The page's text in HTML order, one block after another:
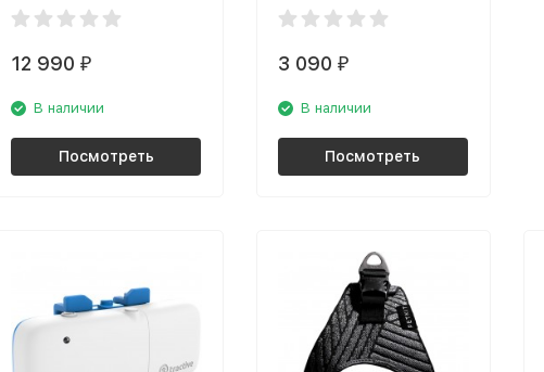
Petoneer Nutri Vision
12 990 ₽
В наличии
Посмотреть
Eliminator (AOE010)
3 090 ₽
В наличии
Посмотреть